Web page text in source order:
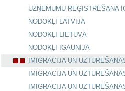
UZŅĒMUMU REĢISTRĒŠANA
NODOKĻI LATVIJĀ
NODOKĻI LIETUVĀ
NODOKĻI IGAUNIJĀ
IMIGRĀCIJA UN
IMIGRĀCIJA UN
IMIGRĀCIJA UN